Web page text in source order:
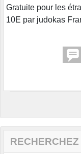
Gratuite pour les
10E par judokas